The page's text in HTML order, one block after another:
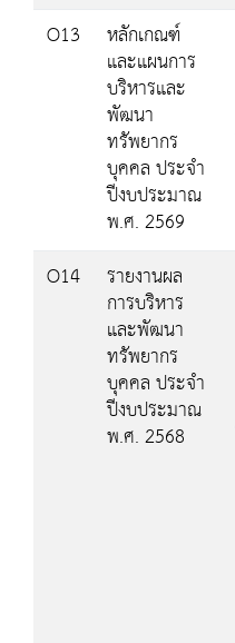
O13
หลักเกณฑ์
และแผนการ
บริหารและ
พัฒนา
ทรัพยากร
บุคคล ประจำ
ปีงบประมาณ
พ.ศ. 2569
O14
รายงานผล
การบริหาร
และพัฒนา
ทรัพยากร
บุคคล ประจำ
ปีงบประมาณ
พ.ศ. 2568